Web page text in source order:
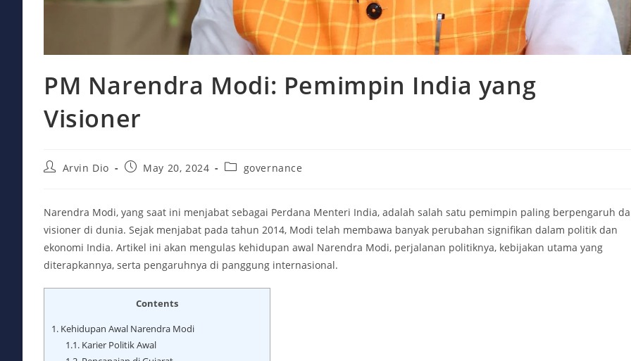
PM Narendra Modi: Pemimpin India yang
Visioner
PostArvin Dio
PostMay 20, 2024
Postgovernance
Narendra Modi, yang saat ini menjabat sebagai Perdana Menteri India, adalah salah satu pemimpin paling berpengaruh
visioner di dunia. Sejak menjabat pada tahun 2014, Modi telah membawa banyak perubahan signifikan dalam politik dan
ekonomi India. Artikel ini akan mengulas kehidupan awal Narendra Modi, perjalanan politiknya, kebijakan utama yang
diterapkannya, serta pengaruhnya di panggung internasional.
Contents
1. Kehidupan Awal Narendra Modi
1.1.Karier Politik Awal